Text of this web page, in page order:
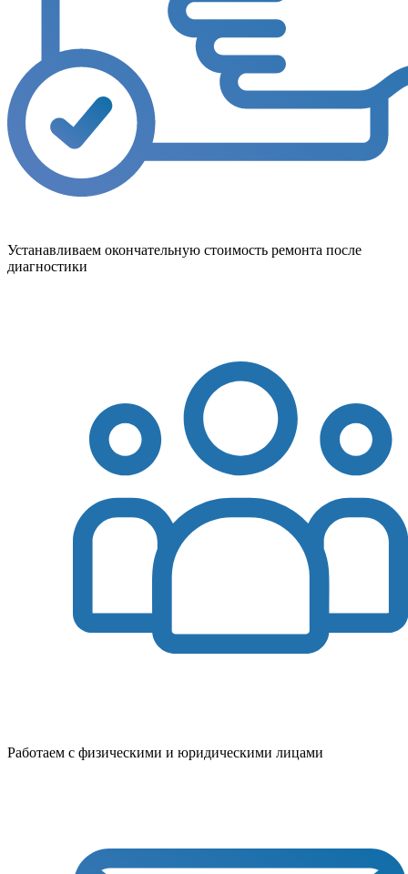
Устанавливаем окончательную стоимость ремонта после
диагностики
Работаем с физическими и юридическими лицами